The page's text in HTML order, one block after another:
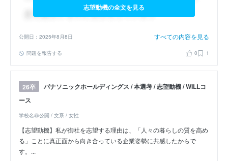
志望動機の全文を見る
公開日：2025年8月8日 すべての内容を見る
問題を報告する 0 1
26卒
パナソニックホールディングス / 本選考 / 志望動機 / WILLコ
ース
学校名非公開 / 文系 / 女性
【志望動機】私が御社を志望する理由は、「人々の暮らしの質を高め
る」ことに真正面から向き合っている企業姿勢に共感したからで
す。...